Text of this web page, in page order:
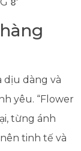
dịu dàng và
yêu. “Flower
từng ánh
tinh tế và